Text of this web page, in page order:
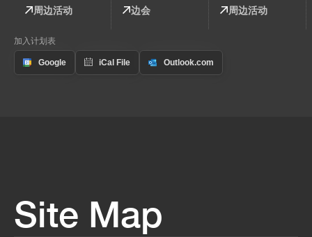
周边活动 边会 周边活动
加入计划表
Site Map